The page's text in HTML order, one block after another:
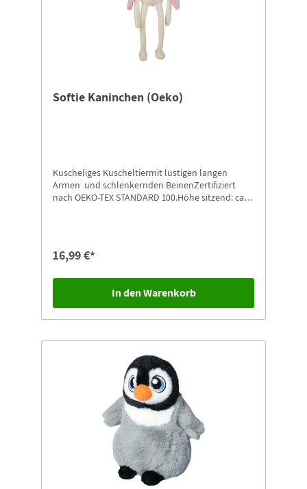
Softie Kaninchen (Oeko)
Kuscheliges Kuscheltiermit lustigen langen
Armen und schlenkernden BeinenZertifiziert
nach OEKO-TEX STANDARD 100.Höhe sitzend: ca.
16,99 €*
In den Warenkorb